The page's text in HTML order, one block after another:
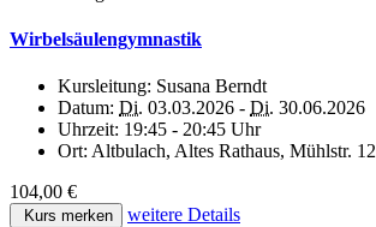
Wirbelsäulengymnastik
Kursleitung: Susana Berndt
Datum: Di. 03.03.2026 - Di. 30.06.2026
Uhrzeit: 19:45 - 20:45 Uhr
Ort: Altbulach, Altes Rathaus, Mühlstr. 12
104,00 €
Kurs merken
weitere Details